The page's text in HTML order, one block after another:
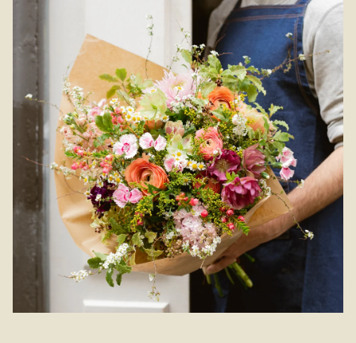
soigneusement sélectionnées par Carisma, il célèbre les
couleurs de la fin d’été et du début d’automne. Mélange
équilibré de fraîcheur et de vitalité, ce bouquet apportera une
touche lumineuse à tout intérieur. Pensé pour accompagner
le renouveau et l'énergie du mois de septembre, il est aussi
parfait pour faire plaisir ou marquer un nouveau départ avec
élégance. Livraison Anvers et alentours.